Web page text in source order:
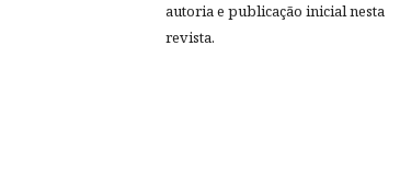
autoria e publicação inicial nesta
revista.